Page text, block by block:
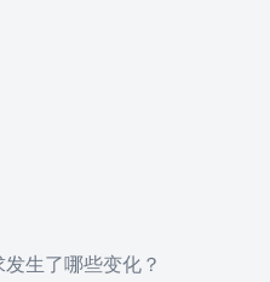
生了哪些变化？